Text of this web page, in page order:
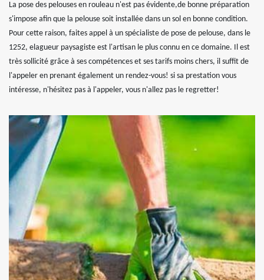
La pose des pelouses en rouleau n'est pas évidente,de bonne préparation
s'impose afin que la pelouse soit installée dans un sol en bonne condition.
Pour cette raison, faites appel à un spécialiste de pose de pelouse, dans le
1252, elagueur paysagiste est l'artisan le plus connu en ce domaine. Il est
très sollicité grâce à ses compétences et ses tarifs moins chers, il suffit de
l'appeler en prenant également un rendez-vous! si sa prestation vous
intéresse, n'hésitez pas à l'appeler, vous n'allez pas le regretter!